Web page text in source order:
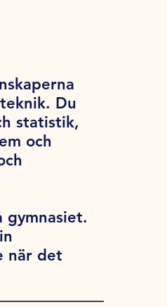
Du
statistik,
och
gymnasiet.
när det